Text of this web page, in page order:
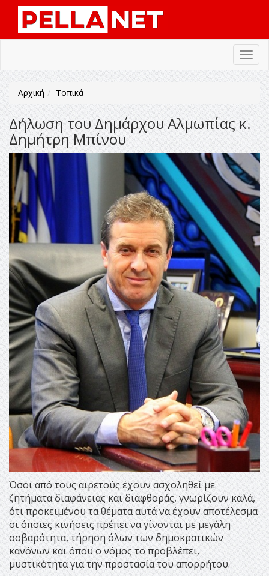
Αρχική Τοπικά
Δήλωση του Δημάρχου Αλμωπίας κ.
Δημήτρη Μπίνου
Όσοι από τους αιρετούς έχουν ασχοληθεί με
ζητήματα διαφάνειας και διαφθοράς, γνωρίζουν καλά,
ότι προκειμένου τα θέματα αυτά να έχουν αποτέλεσμα
οι όποιες κινήσεις πρέπει να γίνονται με μεγάλη
σοβαρότητα, τήρηση όλων των δημοκρατικών
κανόνων και όπου ο νόμος το προβλέπει,
μυστικότητα για την προστασία του απορρήτου.